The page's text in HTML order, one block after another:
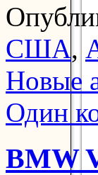
США,
Новые
Один
BMW